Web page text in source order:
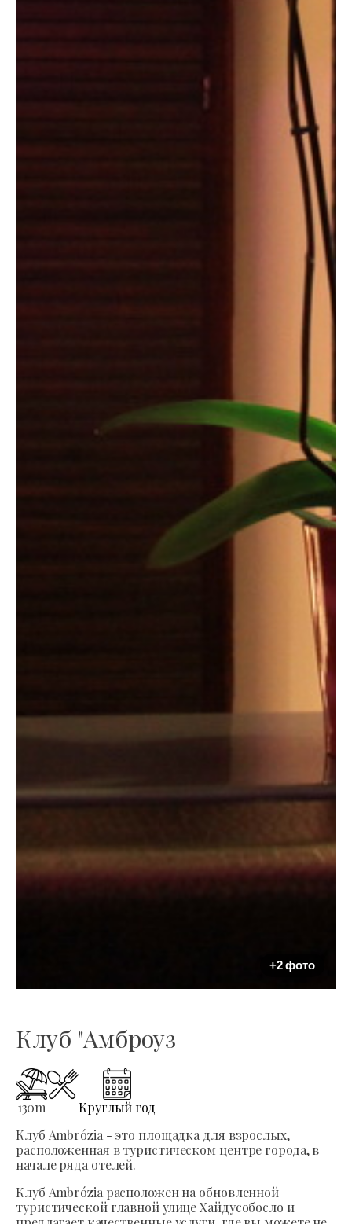
+2 фото
Клуб "Амброуз
130m
Круглый год
Клуб Ambrózia - это площадка для взрослых,
расположенная в туристическом центре города, в
начале ряда отелей.
Клуб Ambrózia расположен на обновленной
туристической главной улице Хайдусобосло и